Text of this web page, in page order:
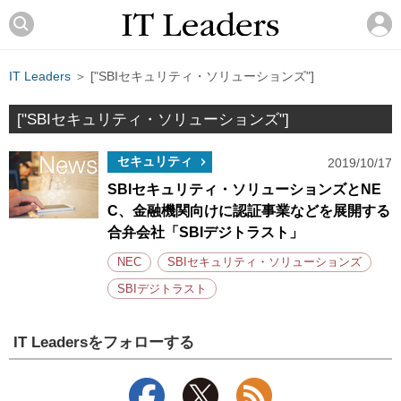
IT Leaders ＞ ["SBIセキュリティ・ソリューションズ"]
["SBIセキュリティ・ソリューションズ"]
セキュリティ 2019/10/17
SBIセキュリティ・ソリューションズとNE
C、金融機関向けに認証事業などを展開する
合弁会社「SBIデジトラスト」
NEC SBIセキュリティ・ソリューションズ
SBIデジトラスト
IT Leadersをフォローする